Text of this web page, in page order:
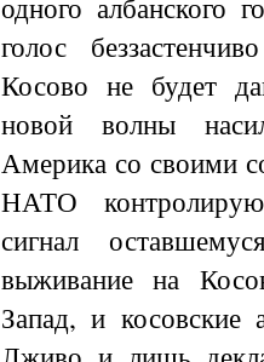
голос
Косово не будет
новой волны
Америка со своими
НАТО
сигнал
выживание на
Запад, и